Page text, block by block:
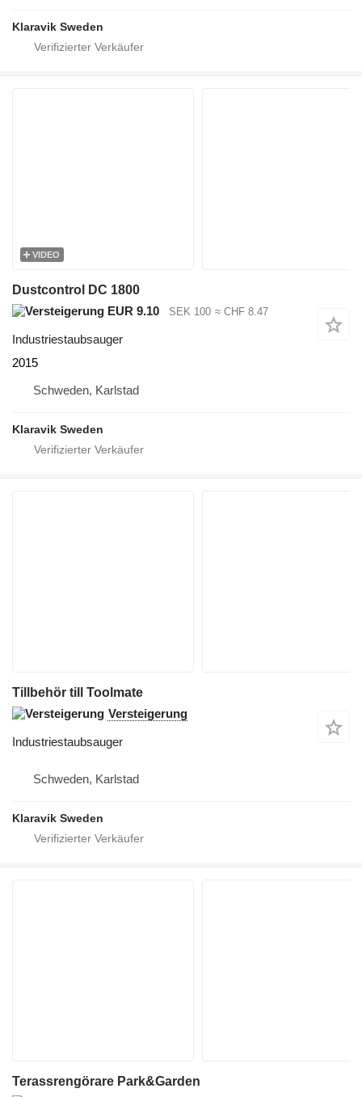
Klaravik Sweden
VIDEO
Dustcontrol DC 1800
EUR 9.10
SEK 100 ≈ CHF 8.47
Industriestaubsauger
2015
Schweden, Karlstad
Klaravik Sweden
Tillbehör till Toolmate
Versteigerung
Industriestaubsauger
Schweden, Karlstad
Klaravik Sweden
Terassrengörare Park&Garden